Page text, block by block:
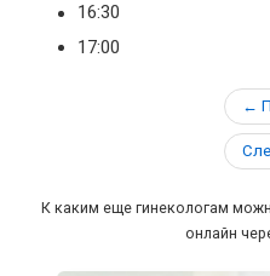
16:30
17:00
←
К каким еще гинекологам
онлайн